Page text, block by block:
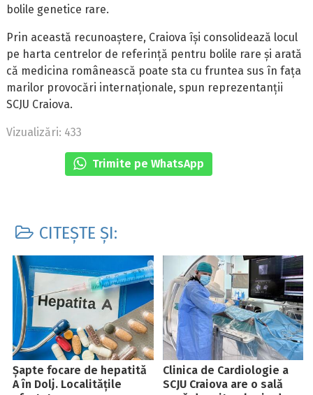
bolile genetice rare.
Prin această recunoaștere, Craiova își consolidează locul
pe harta centrelor de referință pentru bolile rare și arată
că medicina românească poate sta cu fruntea sus în fața
marilor provocări internaționale, spun reprezentanții
SCJU Craiova.
Vizualizări: 433
Trimite pe WhatsApp
CITEȘTE ȘI:
Șapte focare de hepatită
A în Dolj. Localitățile
Clinica de Cardiologie a
SCJU Craiova are o sală